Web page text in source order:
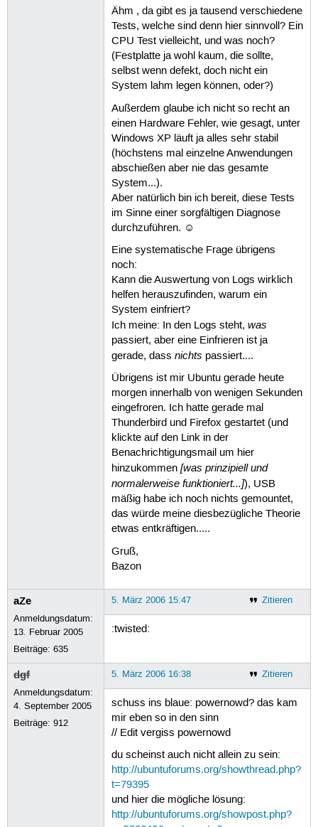
Ähm , da gibt es ja tausend verschiedene
Tests, welche sind denn hier sinnvoll? Ein
CPU Test vielleicht, und was noch?
(Festplatte ja wohl kaum, die sollte,
selbst wenn defekt, doch nicht ein
System lahm legen können, oder?)
Außerdem glaube ich nicht so recht an
einen Hardware Fehler, wie gesagt, unter
Windows XP läuft ja alles sehr stabil
(höchstens mal einzelne Anwendungen
abschießen aber nie das gesamte
System...).
Aber natürlich bin ich bereit, diese Tests
im Sinne einer sorgfältigen Diagnose
durchzuführen. ☺
Eine systematische Frage übrigens
noch:
Kann die Auswertung von Logs wirklich
helfen herauszufinden, warum ein
System einfriert?
Ich meine: In den Logs steht, was
passiert, aber eine Einfrieren ist ja
gerade, dass nichts passiert....
Übrigens ist mir Ubuntu gerade heute
morgen innerhalb von wenigen Sekunden
eingefroren. Ich hatte gerade mal
Thunderbird und Firefox gestartet (und
klickte auf den Link in der
Benachrichtigungsmail um hier
hinzukommen [was prinzipiell und
normalerweise funktioniert...]), USB
mäßig habe ich noch nichts gemountet,
das würde meine diesbezügliche Theorie
etwas entkräftigen.....
Gruß,
Bazon
aZe
Anmeldungsdatum:
13. Februar 2005
Beiträge:635
Zitieren
5. März 2006 15:47
:twisted:
dgf
Anmeldungsdatum:
4. September 2005
Beiträge:912
Zitieren
5. März 2006 16:38
schuss ins blaue: powernowd? das kam
mir eben so in den sinn
// Edit vergiss powernowd
du scheinst auch nicht allein zu sein:
http://ubuntuforums.org/showthread.php?
t=79395
und hier die mögliche lösung:
http://ubuntuforums.org/showpost.php?